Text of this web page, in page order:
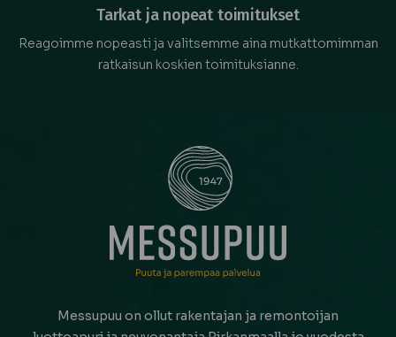
Tarkat ja nopeat toimitukset
Reagoimme nopeasti ja valitsemme aina mutkattomimman
ratkaisun koskien toimituksianne.
Messupuu on ollut rakentajan ja remontoijan